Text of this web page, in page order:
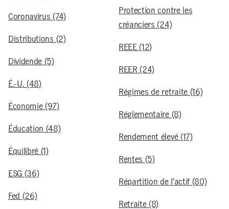
Coronavirus (74)
Distributions (2)
Dividende (5)
É.-U. (48)
Économie (97)
Éducation (48)
Équilibré (1)
ESG (36)
Fed (26)
Protection contre les
créanciers (24)
REEE (12)
REER (24)
Régimes de retraite (16)
Réglementaire (8)
Rendement élevé (17)
Rentes (5)
Répartition de l’actif (80)
Retraite (8)